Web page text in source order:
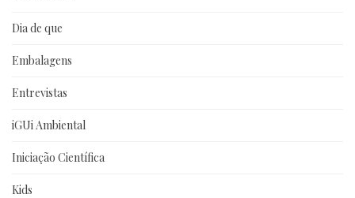
Dia de que
Embalagens
Entrevistas
iGUi Ambiental
Iniciação Científica
Kids